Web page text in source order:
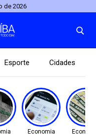
de 2026
Esporte Cidades
Economia